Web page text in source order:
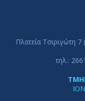
Πλατεία Τσιριγώτη
τηλ.: